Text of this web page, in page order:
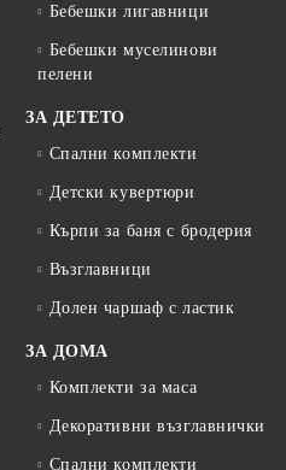
Бебешки лигавници
Бебешки муселинови
пелени
ЗА ДЕТЕТО
Спални комплекти
Детски кувертюри
Кърпи за баня с бродерия
Възглавници
Долен чаршаф с ластик
ЗА ДОМА
Комплекти за маса
Декоративни възглавнички
Спални комплекти